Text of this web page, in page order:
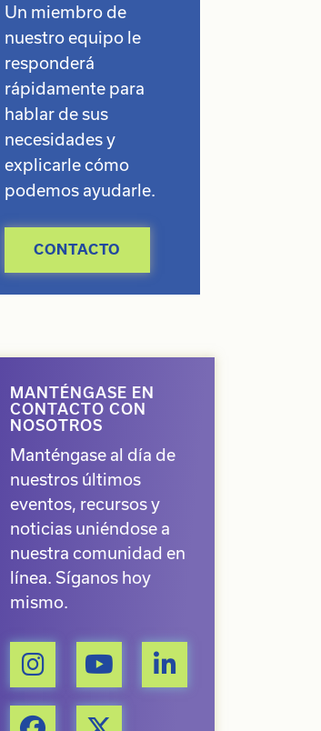
Un miembro de
nuestro equipo le
responderá
rápidamente para
hablar de sus
necesidades y
explicarle cómo
podemos ayudarle.
CONTACTO
MANTÉNGASE EN
CONTACTO CON
NOSOTROS
Manténgase al día de
nuestros últimos
eventos, recursos y
noticias uniéndose a
nuestra comunidad en
línea. Síganos hoy
mismo.